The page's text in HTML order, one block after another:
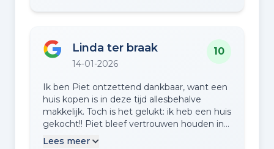
dat hij ons stap voor stap heeft
foto’s en het filmpje van onze woning echt
prachtig! Dat heeft absoluut bijgedragen
Kortom: goede service, duidelijke
communicatie en een makelaar die doet
wat hij belooft. Wij zijn erg tevreden!
Linda ter braak
14-01-2026
10
Ik ben Piet ontzettend dankbaar, want een
huis kopen is in deze tijd allesbehalve
makkelijk. Toch is het gelukt: ik heb een huis
gekocht!! Piet bleef vertrouwen houden in
het proces en heeft mij, vooral toen ik een
Lees meer